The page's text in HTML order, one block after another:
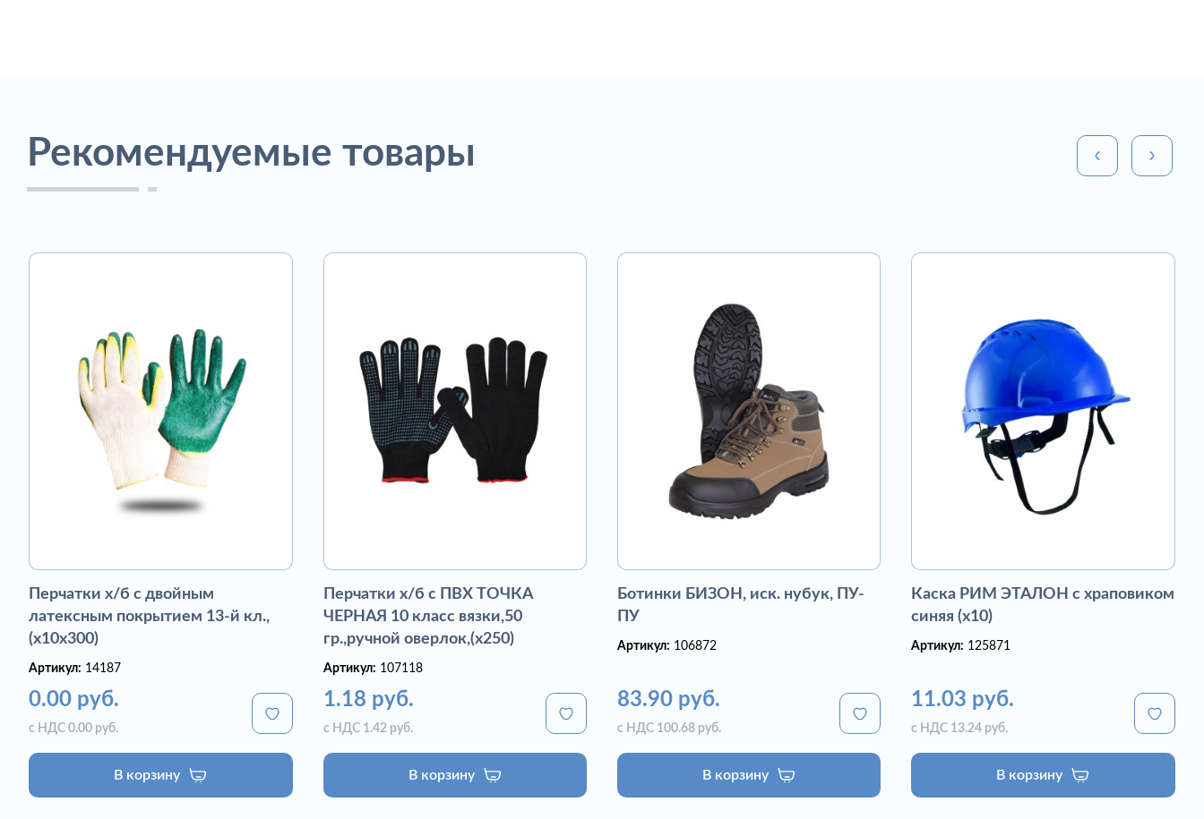
Рекомендуемые товары
Перчатки х/б с двойным
латексным покрытием 13-й кл.,
(х10х300)
Артикул: 14187
0.00 руб.
с НДС 0.00 руб.
В корзину
Перчатки х/б с ПВХ ТОЧКА
ЧЕРНАЯ 10 класс вязки,50
гр.,ручной оверлок,(х250)
Артикул: 107118
1.18 руб.
с НДС 1.42 руб.
В корзину
Ботинки БИЗОН, иск. нубук, ПУ-
ПУ
Артикул: 106872
83.90 руб.
с НДС 100.68 руб.
В корзину
Каска РИМ ЭТАЛОН с храповиком
синяя (х10)
Артикул: 125871
11.03 руб.
с НДС 13.24 руб.
В корзину